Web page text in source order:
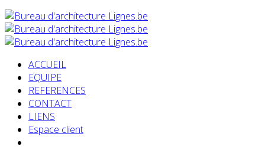
ACCUEIL
EQUIPE
REFERENCES
CONTACT
LIENS
Espace client